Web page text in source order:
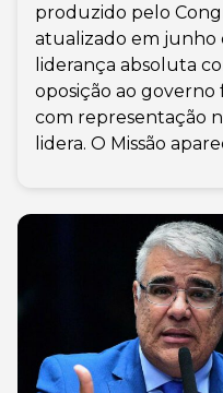
produzido pelo
atualizado em junho
liderança absoluta
oposição ao
com representação
lidera. O Missão